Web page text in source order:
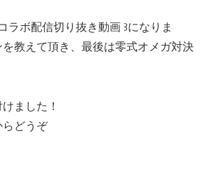
ラボ配信切り抜き動画 ꒱になりま
教えて頂き、最後は零式オメガ対決
ました！
らどうぞ